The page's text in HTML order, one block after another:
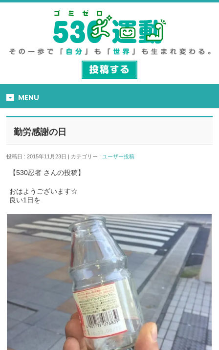
MENU
勤労感謝の日
投稿日 : 2015年11月23日 | カテゴリー :ユーザー投稿
【530忍者 さんの投稿】
おはようございます☆
良い1日を